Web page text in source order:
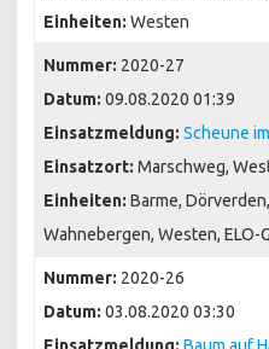
Einheiten: Westen
Nummer: 2020-27
Datum: 09.08.2020 01:39
Einsatzmeldung: Scheune
Einsatzort: Marschweg,
Einheiten: Barme,
Wahnebergen, Westen, ELO-
Nummer: 2020-26
Datum: 03.08.2020 03:30
Einsatzmeldung: Baum auf